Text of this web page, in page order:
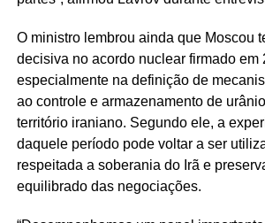
O ministro lembrou ainda que Moscou
decisiva no acordo nuclear firmado em
especialmente na definição de
ao controle e armazenamento de
território iraniano. Segundo ele, a
daquele período pode voltar a ser
respeitada a soberania do Irã e
equilibrado das negociações.